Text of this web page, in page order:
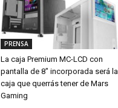
PRENSA
La caja Premium MC-LCD con
pantalla de 8″ incorporada será la
caja que querrás tener de Mars
Gaming